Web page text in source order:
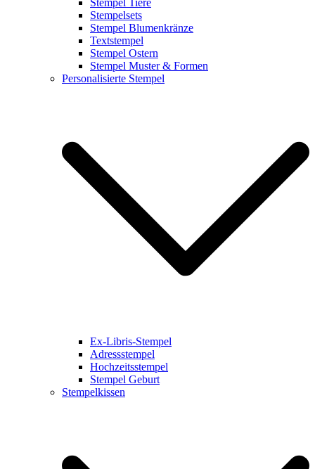
Stempel Tiere
Stempelsets
Stempel Blumenkränze
Textstempel
Stempel Ostern
Stempel Muster & Formen
Personalisierte Stempel
Ex-Libris-Stempel
Adressstempel
Hochzeitsstempel
Stempel Geburt
Stempelkissen